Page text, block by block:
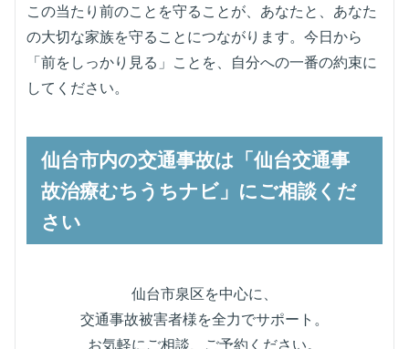
この当たり前のことを守ることが、あなたと、あなた
の大切な家族を守ることにつながります。今日から
「前をしっかり見る」ことを、自分への一番の約束に
してください。
仙台市内の交通事故は「仙台交通事
故治療むちうちナビ」にご相談くだ
さい
仙台市泉区を中心に、
交通事故被害者様を全力でサポート。
お気軽にご相談、ご予約ください。